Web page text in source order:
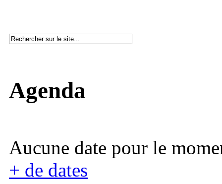
Agenda
Aucune date pour le
+ de dates